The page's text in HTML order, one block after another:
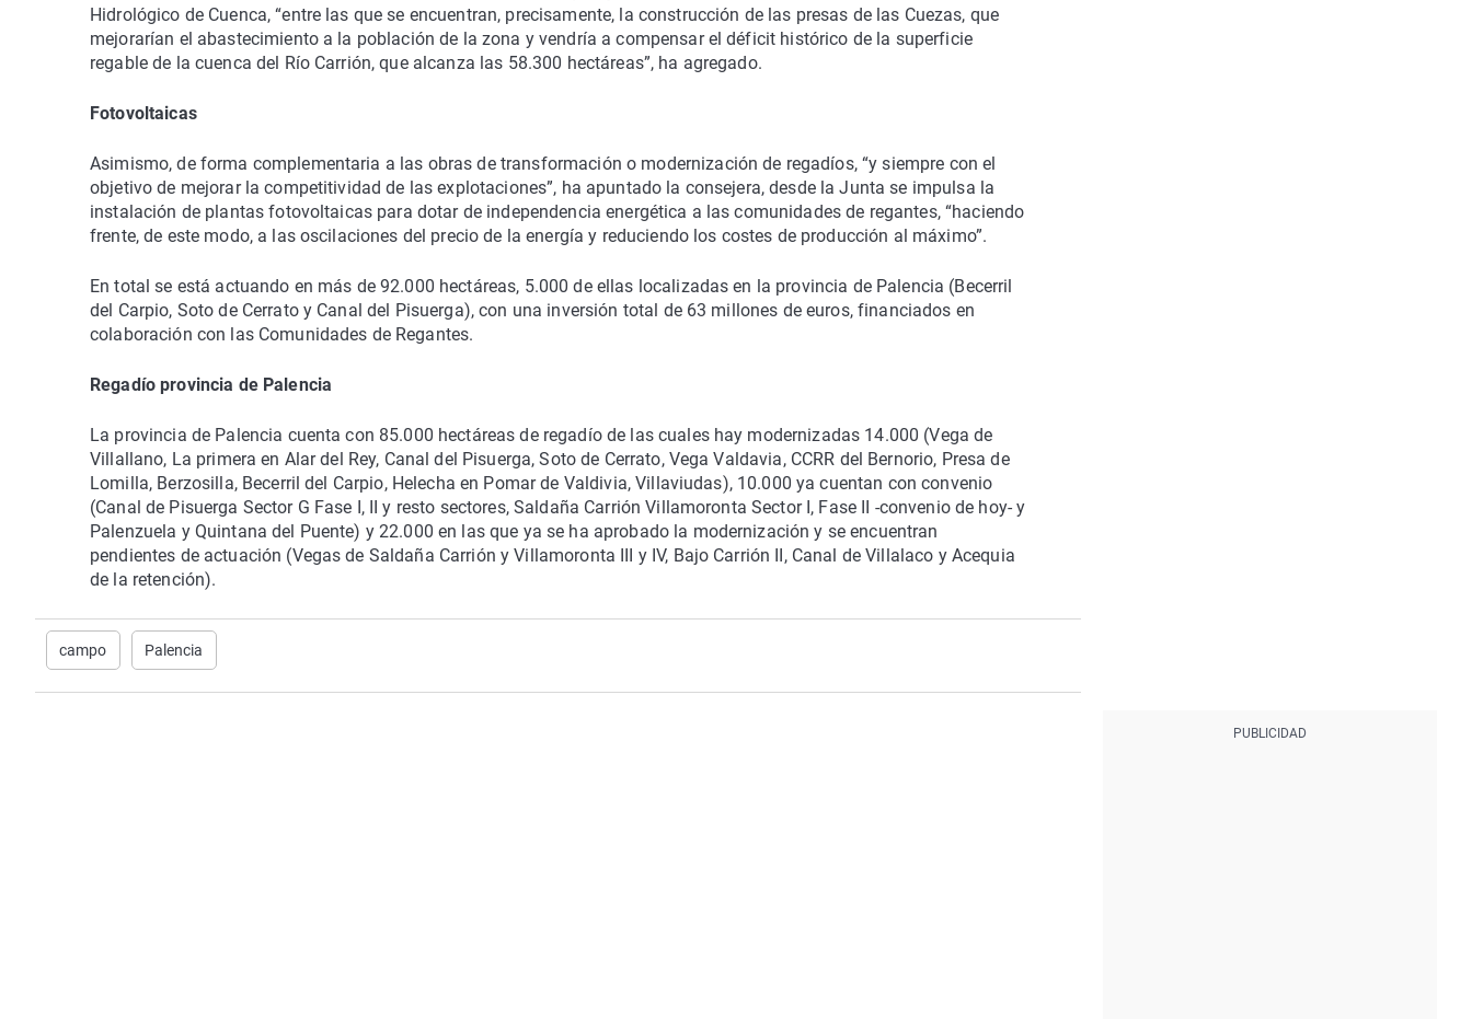
Hidrológico de Cuenca, “entre las que se encuentran, precisamente, la construcción de las presas de las Cuezas, que
mejorarían el abastecimiento a la población de la zona y vendría a compensar el déficit histórico de la superficie
regable de la cuenca del Río Carrión, que alcanza las 58.300 hectáreas”, ha agregado.
Fotovoltaicas
Asimismo, de forma complementaria a las obras de transformación o modernización de regadíos, “y siempre con el
objetivo de mejorar la competitividad de las explotaciones”, ha apuntado la consejera, desde la Junta se impulsa la
instalación de plantas fotovoltaicas para dotar de independencia energética a las comunidades de regantes, “haciendo
frente, de este modo, a las oscilaciones del precio de la energía y reduciendo los costes de producción al máximo”.
En total se está actuando en más de 92.000 hectáreas, 5.000 de ellas localizadas en la provincia de Palencia (Becerril
del Carpio, Soto de Cerrato y Canal del Pisuerga), con una inversión total de 63 millones de euros, financiados en
colaboración con las Comunidades de Regantes.
Regadío provincia de Palencia
La provincia de Palencia cuenta con 85.000 hectáreas de regadío de las cuales hay modernizadas 14.000 (Vega de
Villallano, La primera en Alar del Rey, Canal del Pisuerga, Soto de Cerrato, Vega Valdavia, CCRR del Bernorio, Presa de
Lomilla, Berzosilla, Becerril del Carpio, Helecha en Pomar de Valdivia, Villaviudas), 10.000 ya cuentan con convenio
(Canal de Pisuerga Sector G Fase I, II y resto sectores, Saldaña Carrión Villamoronta Sector I, Fase II -convenio de hoy- y
Palenzuela y Quintana del Puente) y 22.000 en las que ya se ha aprobado la modernización y se encuentran
pendientes de actuación (Vegas de Saldaña Carrión y Villamoronta III y IV, Bajo Carrión II, Canal de Villalaco y Acequia
de la retención).
campo Palencia